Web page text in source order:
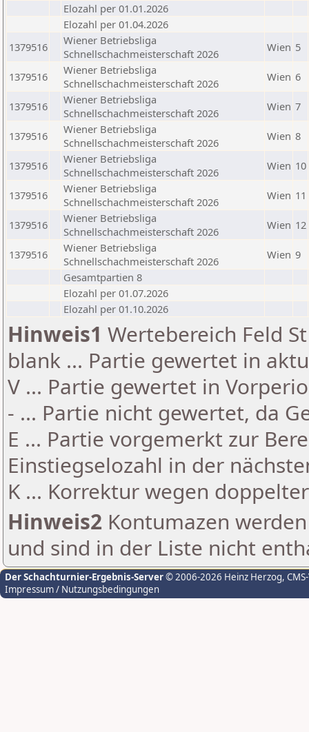
Elozahl per 01.01.2026
Elozahl per 01.04.2026
1379516
Wiener Betriebsliga
Schnellschachmeisterschaft 2026
Wien 5
1379516
Wiener Betriebsliga
Schnellschachmeisterschaft 2026
Wien 6
1379516
Wiener Betriebsliga
Schnellschachmeisterschaft 2026
Wien 7
1379516
Wiener Betriebsliga
Schnellschachmeisterschaft 2026
Wien 8
1379516
Wiener Betriebsliga
Schnellschachmeisterschaft 2026
Wien 10
1379516
Wiener Betriebsliga
Schnellschachmeisterschaft 2026
Wien 11
1379516
Wiener Betriebsliga
Schnellschachmeisterschaft 2026
Wien 12
1379516
Wiener Betriebsliga
Schnellschachmeisterschaft 2026
Wien 9
Gesamtpartien 8
Elozahl per 01.07.2026
Elozahl per 01.10.2026
Hinweis1 Wertebereich Feld
blank ... Partie gewertet in
V ... Partie gewertet in
- ... Partie nicht gewertet, da
E ... Partie vorgemerkt zur
Einstiegselozahl in der
K ... Korrektur wegen
Hinweis2 Kontumazen
und sind in der Liste nicht
Der Schachturnier-Ergebnis-Server© 2006-2026 Heinz Herzog,
Impressum / Nutzungsbedingungen